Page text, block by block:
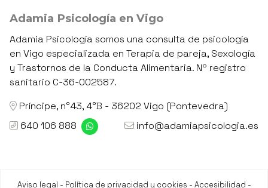
Adamia Psicología en Vigo
Adamia Psicología somos una consulta de psicología
en Vigo especializada en Terapia de pareja, Sexología
y Trastornos de la Conducta Alimentaria. Nº registro
sanitario C-36-002587.
Príncipe, n°43, 4°B - 36202 Vigo (Pontevedra)
640 106 888
info@adamiapsicologia.es
Aviso legal - Política de privacidad y cookies - Accesibilidad -